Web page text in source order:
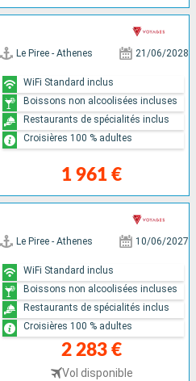
Le Piree - Athenes 21/06/2028
1 961 €
WiFi Standard inclus
Boissons non alcoolisées incluses
Restaurants de spécialités inclus
Croisières 100 % adultes
Le Piree - Athenes 10/06/2027
2 283 €
Vol disponible
WiFi Standard inclus
Boissons non alcoolisées incluses
Restaurants de spécialités inclus
Croisières 100 % adultes